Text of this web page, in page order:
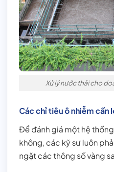
Xử lý nước thải cho
Các chỉ tiêu ô nhiễm cần
Để đánh giá một hệ
không, các kỹ sư luôn
ngặt các thông số vàng